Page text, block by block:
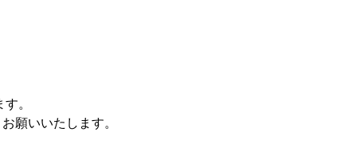
。
願いいたします。